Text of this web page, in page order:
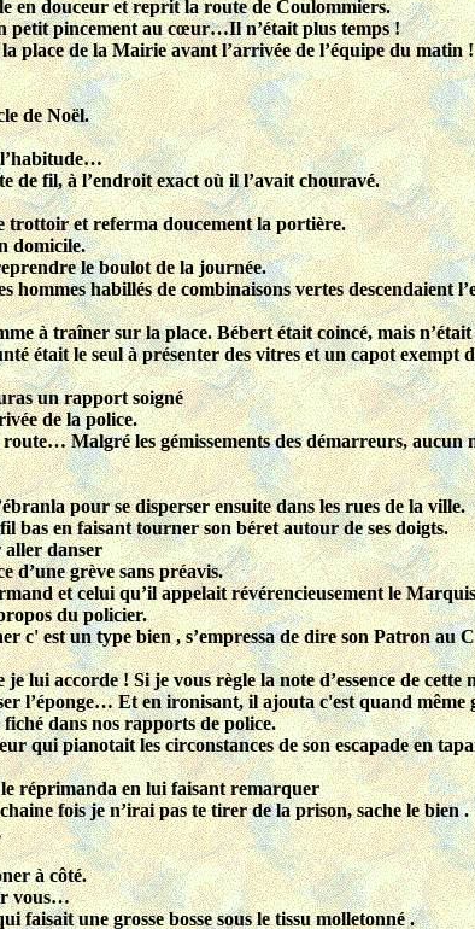
en douceur et reprit la route de Coulommiers.
petit pincement au cœur…Il n’était plus temps !
place de la Mairie avant l’arrivée de l’équipe du matin !
de Noël.
l’habitude…
de fil, à l’endroit exact où il l’avait chouravé.
trottoir et referma doucement la portière.
domicile.
le boulot de la journée.
hommes habillés de combinaisons vertes descendaient
à traîner sur la place. Bébert était coincé, mais
était le seul à présenter des vitres et un capot exempt
un rapport soigné
de la police.
Malgré les gémissements des démarreurs,
pour se disperser ensuite dans les rues de la ville.
bas en faisant tourner son béret autour de ses doigts.
aller danser
d’une grève sans préavis.
et celui qu’il appelait révérencieusement le
du policier.
c' est un type bien , s’empressa de dire son Patron au
lui accorde ! Si je vous règle la note d’essence de cette
l’éponge… Et en ironisant, il ajouta c'est quand
dans nos rapports de police.
qui pianotait les circonstances de son escapade en
réprimanda en lui faisant remarquer
fois je n’irai pas te tirer de la prison, sache le bien .
à côté.
vous…
faisait une grosse bosse sous le tissu molletonné .